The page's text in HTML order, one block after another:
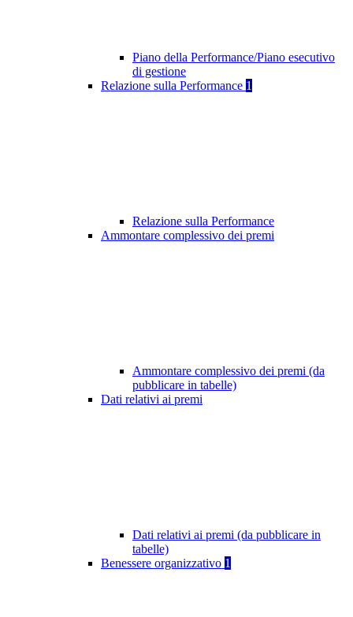
Piano della Performance/Piano esecutivo
di gestione
Relazione sulla Performance 1
Relazione sulla Performance
Ammontare complessivo dei premi
Ammontare complessivo dei premi (da
pubblicare in tabelle)
Dati relativi ai premi
Dati relativi ai premi (da pubblicare in
tabelle)
Benessere organizzativo 1